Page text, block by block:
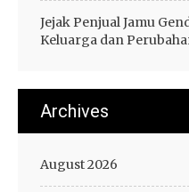
Jejak Penjual Jamu
Keluarga dan
Archives
August 2026